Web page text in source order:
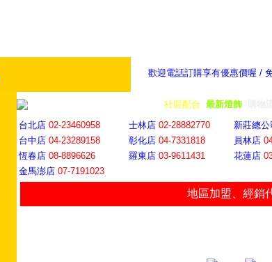
歡迎電話訂購享有優惠價喔 /
社區配合 最新燈飾
台北店 02-23460958 士林店 02-28882770 新莊總公
台中店 04-23289158 彰化店 04-7331818 員林店
恆春店 08-8896626 羅東店 03-9611431 花蓮店
金馬澎店 07-7191023
地區加盟 經銷